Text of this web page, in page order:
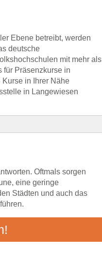
Ebene betreibt, werden
deutsche
mit mehr als
für Präsenzkurse in
in Ihrer Nähe
in Langewiesen
Oftmals sorgen
eine geringe
Städten und auch das